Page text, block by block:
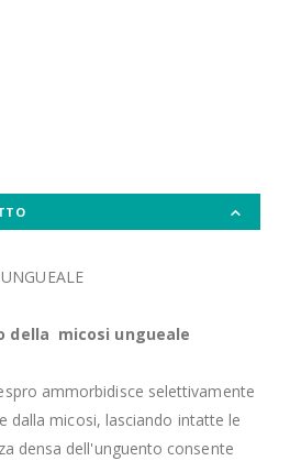
della micosi ungueale
ammorbidisce selettivamente
dalla micosi, lasciando intatte le
densa dell'unguento consente